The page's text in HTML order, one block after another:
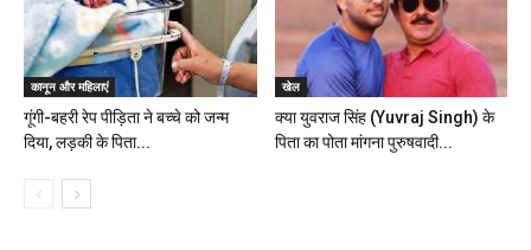
कानून और महिलाएं
गूंगी-बहरी रेप पीड़िता ने बच्चे को जन्म
दिया, लड़की के पिता...
खेल
क्या युवराज सिंह (Yuvraj Singh) के
पिता का पोता मांगना पुरुषवादी...